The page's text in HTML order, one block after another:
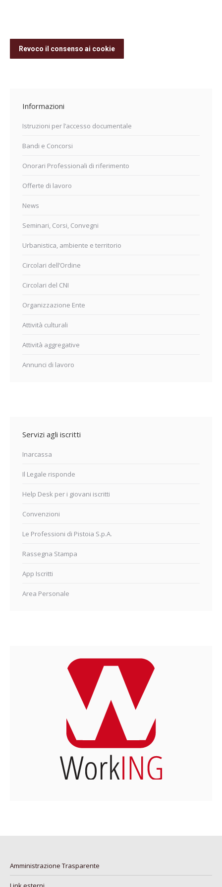
Revoco il consenso ai cookie
Informazioni
Istruzioni per l’accesso documentale
Bandi e Concorsi
Onorari Professionali di riferimento
Offerte di lavoro
News
Seminari, Corsi, Convegni
Urbanistica, ambiente e territorio
Circolari dell’Ordine
Circolari del CNI
Organizzazione Ente
Attività culturali
Attività aggregative
Annunci di lavoro
Servizi agli iscritti
Inarcassa
Il Legale risponde
Help Desk per i giovani iscritti
Convenzioni
Le Professioni di Pistoia S.p.A.
Rassegna Stampa
App Iscritti
Area Personale
Amministrazione Trasparente